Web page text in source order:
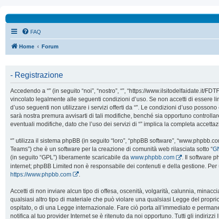
FAQ
Home Forum
- Registrazione
Accedendo a “” (in seguito “noi”, “nostro”, “”, “https://www.ilsitodelfaidate.it/
vincolato legalmente alle seguenti condizioni d’uso. Se non accetti di essere
d’uso seguenti non utilizzare i servizi offerti da “”. Le condizioni d’uso
sarà nostra premura avvisarti di tali modifiche, benché sia opportuno
eventuali modifiche, dato che l’uso dei servizi di “” implica la completa
“” utilizza il sistema phpBB (in seguito “loro”, “phpBB software”,
Teams”) che è un software per la creazione di comunità web rilasciata sotto “
(in seguito “GPL”) liberamente scaricabile da www.phpbb.com
. Il software
internet; phpBB Limited non è responsabile dei contenuti e della gestione.
https://www.phpbb.com
Accetti di non inviare alcun tipo di offesa, oscenità, volgarità, calunnia,
qualsiasi altro tipo di materiale che può violare una qualsiasi Legge del
ospitato, o di una Legge internazionale. Fare ciò porta all’immediato e
notifica al tuo provider Internet se è ritenuto da noi opportuno. Tutti gli indirizzi